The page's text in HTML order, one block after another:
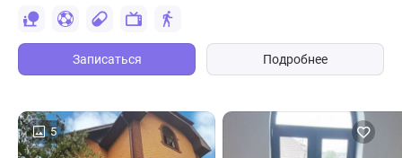
Записаться Подробнее
5